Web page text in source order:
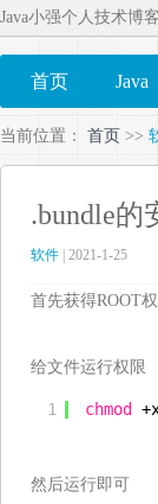
Java小强个人技术博
首页 Java
当前位置： 首页 >>
.bundle的
软件 | 2021-1-25
首先获得ROOT
给文件运行权限
1 chmod
然后运行即可